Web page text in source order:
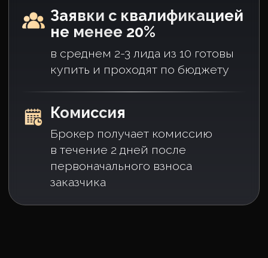
Первые 300 тыс. рублей
вы зарабатываете уже
ТОПы с опытом работы в
маркетинговых агентствах
Храним все лиды в своей базе
и постоянно работаем с ними
В среднем каждому лиду мы делаем
предложение каждые 2-3 месяца
конверсию в бронь на 40%,